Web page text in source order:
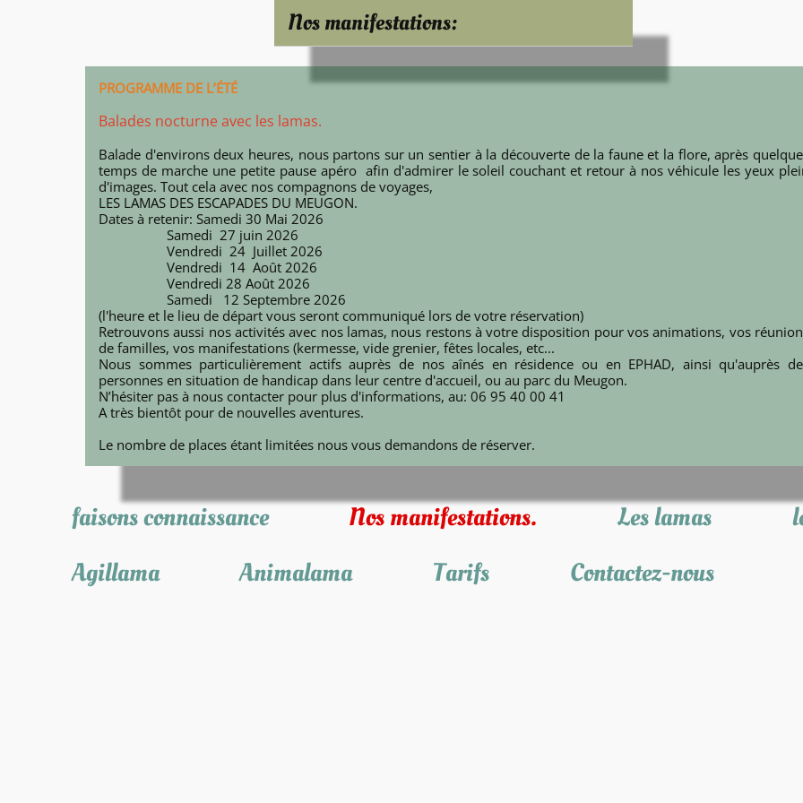
faisons connaissance Nos manifestations. Les lamas
Agillama
Animalama Tarifs Contactez-nous
Nos manifestations:
PROGRAMME DE L’ÉTÉ
Balades nocturne avec les lamas.
Balade d'environs deux heures, nous partons sur un sentier à la découverte de la faune et la flore, après
temps de marche une petite pause apéro afin d'admirer le soleil couchant et retour à nos véhicule les yeux
d'images. Tout cela avec nos compagnons de voyages,
LES LAMAS DES ESCAPADES DU MEUGON.
Dates à retenir: Samedi 30 Mai 2026
Samedi 27 juin 2026
Vendredi 24 Juillet 2026
Vendredi 14 Août 2026
Vendredi 28 Août 2026
Samedi 12 Septembre 2026
(l'heure et le lieu de départ vous seront communiqué lors de votre réservation)
Retrouvons aussi nos activités avec nos lamas, nous restons à votre disposition pour vos animations, vos
de familles, vos manifestations (kermesse, vide grenier, fêtes locales, etc...
Nous sommes particulièrement actifs auprès de nos aînés en résidence ou en EPHAD, ainsi qu'auprès
personnes en situation de handicap dans leur centre d'accueil, ou au parc du Meugon.
N’hésiter pas à nous contacter pour plus d'informations, au: 06 95 40 00 41
A très bientôt pour de nouvelles aventures.
Le nombre de places étant limitées nous vous demandons de réserver.